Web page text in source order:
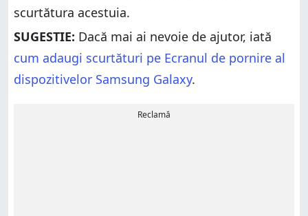
scurtătura acestuia.
SUGESTIE: Dacă mai ai nevoie de ajutor, iată
cum adaugi scurtături pe Ecranul de pornire al
dispozitivelor Samsung Galaxy.
Reclamă